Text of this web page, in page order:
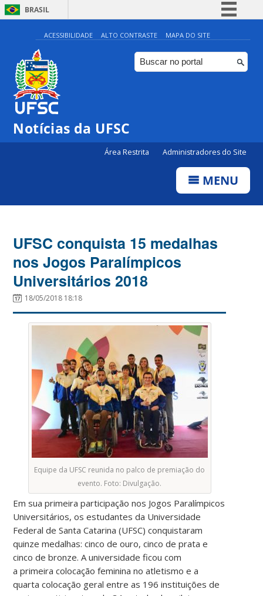
BRASIL
Simplifique!
Comunica BR
Participe
ACESSIBILIDADE ALTO CONTRASTE MAPA DO SITE
Notícias da UFSC
Área Restrita Administradores do Site
MENU
UFSC conquista 15 medalhas
nos Jogos Paralímpicos
Universitários 2018
18/05/2018 18:18
Equipe da UFSC reunida no palco de premiação do
evento. Foto: Divulgação.
Em sua primeira participação nos Jogos Paralímpicos
Universitários, os estudantes da Universidade
Federal de Santa Catarina (UFSC) conquistaram
quinze medalhas: cinco de ouro, cinco de prata e
cinco de bronze. A universidade ficou com
a primeira colocação feminina no atletismo e a
quarta colocação geral entre as 196 instituições de